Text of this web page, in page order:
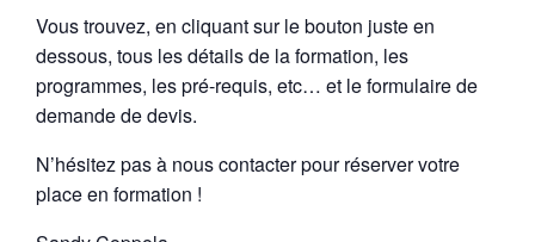
Vous trouvez, en cliquant sur le bouton juste en
dessous, tous les détails de la formation, les
programmes, les pré-requis, etc… et le formulaire de
demande de devis.
N’hésitez pas à nous contacter pour réserver votre
place en formation !